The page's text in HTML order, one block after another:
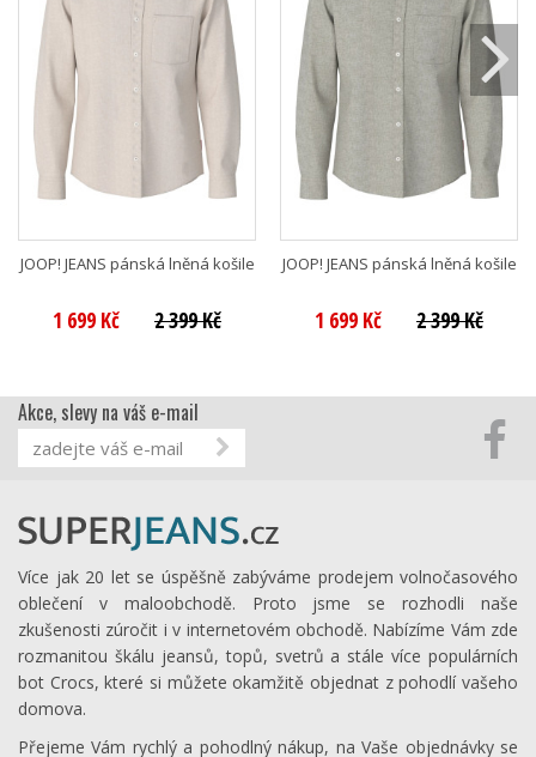
JOOP! JEANS pánská lněná košile
1 699 Kč 2 399 Kč
JOOP! JEANS pánská lněná košile
1 699 Kč 2 399 Kč
Akce, slevy na váš e-mail
Více jak 20 let se úspěšně zabýváme prodejem volnočasového
oblečení v maloobchodě. Proto jsme se rozhodli naše
zkušenosti zúročit i v internetovém obchodě. Nabízíme Vám zde
rozmanitou škálu jeansů, topů, svetrů a stále více populárních
bot Crocs, které si můžete okamžitě objednat z pohodlí vašeho
domova.
Přejeme Vám rychlý a pohodlný nákup, na Vaše objednávky se